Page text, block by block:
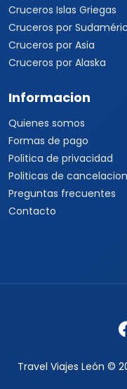
Cruceros Islas Griegas
Cruceros por
Cruceros por Asia
Cruceros por Alaska
Informacion
Quienes somos
Formas de pago
Politica de privacidad
Politicas de cancelacion
Preguntas frecuentes
Contacto
Travel Viajes León ©